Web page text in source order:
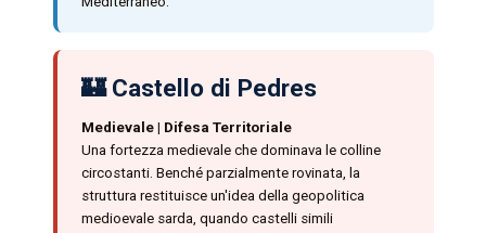
🏰 Castello di Pedres
Medievale | Difesa Territoriale
Una fortezza medievale che dominava le colline
circostanti. Benché parzialmente rovinata, la
struttura restituisce un'idea della geopolitica
medioevale sarda, quando castelli simili